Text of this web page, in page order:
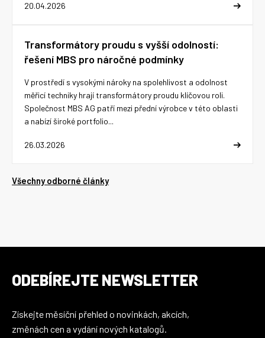
20.04.2026
Transformátory proudu s vyšší odolností:
řešení MBS pro náročné podmínky
26.03.2026
V prostředí s vysokými nároky na spolehlivost a odolnost
měřicí techniky hrají transformátory proudu klíčovou roli.
Společnost MBS AG patří mezi přední výrobce v této oblasti
a nabízí široké portfolio...
Všechny odborné články
ODEBÍREJTE NEWSLETTER
Získejte měsíční přehled o novinkách, akcích,
změnách cen a vydání nových katalogů.